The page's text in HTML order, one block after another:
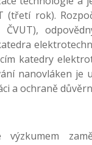
(třetí rok).
ČVUT),
katedry
nanovláken je
a ochraně
výzkumem